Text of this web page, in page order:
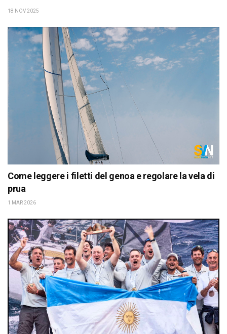
18 NOV 2025
Come leggere i filetti del genoa e regolare la vela di
prua
1 MAR 2026